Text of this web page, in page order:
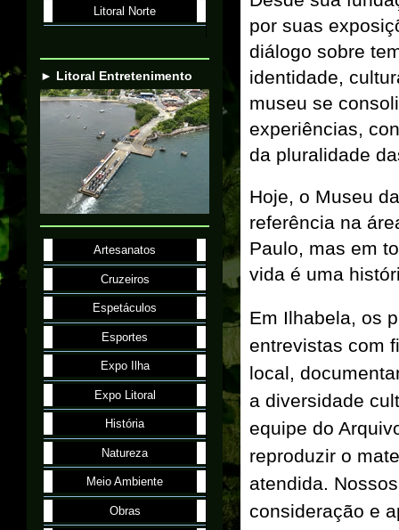
por suas
diálogo sobre
identidade,
museu se
experiências,
da pluralidade
Hoje, o Museu
referência na
Paulo, mas em
vida é uma
Em Ilhabela, os
entrevistas com
local,
a diversidade
equipe do
reproduzir o
atendida.
consideração e
Litoral Norte
► Litoral Entretenimento
Artesanatos
Cruzeiros
Espetáculos
Esportes
Expo Ilha
Expo Litoral
História
Natureza
Meio Ambiente
Obras